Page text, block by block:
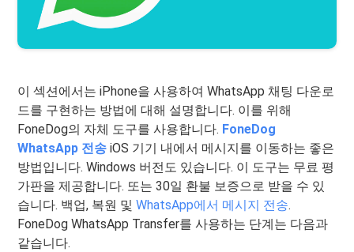
이 섹션에서는 iPhone을 사용하여 WhatsApp 채팅 다운로
드를 구현하는 방법에 대해 설명합니다. 이를 위해
FoneDog의 자체 도구를 사용합니다. FoneDog
WhatsApp 전송 iOS 기기 내에서 메시지를 이동하는 좋은
방법입니다. Windows 버전도 있습니다. 이 도구는 무료 평
가판을 제공합니다. 또는 30일 환불 보증으로 받을 수 있
습니다. 백업, 복원 및WhatsApp에서 메시지 전송.
FoneDog WhatsApp Transfer를 사용하는 단계는 다음과
같습니다.